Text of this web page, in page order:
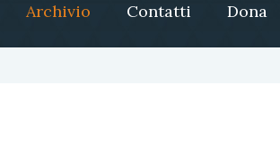
Archivio Contatti Dona